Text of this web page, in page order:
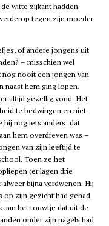
witte zijkant hadden
tegen zijn moeder
of andere jongens uit
– misschien wel
nooit een jongen van
naast hem ging lopen,
altijd gezellig vond. Het
te bedwingen en niet
hij nog iets anders: dat
hem overdreven was –
van zijn leeftijd te
Toen ze het
(er lagen drie
bijna verdwenen. Hij
zijn gezicht had gehad.
het touwtje dat uit de
onder zijn nagels had